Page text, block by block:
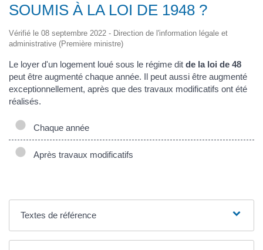
SOUMIS À LA LOI DE 1948 ?
Vérifié le 08 septembre 2022 - Direction de l'information légale et
administrative (Première ministre)
Le loyer d'un logement loué sous le régime dit de la loi de 48
peut être augmenté chaque année. Il peut aussi être augmenté
exceptionnellement, après que des travaux modificatifs ont été
réalisés.
Chaque année
Après travaux modificatifs
Textes de référence